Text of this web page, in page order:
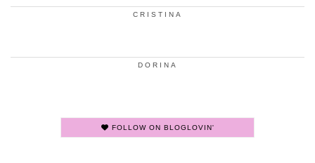
CRISTINA
DORINA
FOLLOW ON BLOGLOVIN'